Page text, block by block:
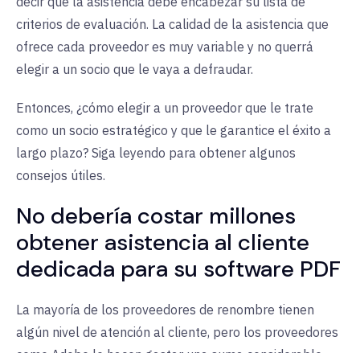
criterios de evaluación. La calidad de la asistencia que
ofrece cada proveedor es muy variable y no querrá
elegir a un socio que le vaya a defraudar.
Entonces, ¿cómo elegir a un proveedor que le trate
como un socio estratégico y que le garantice el éxito a
largo plazo? Siga leyendo para obtener algunos
consejos útiles.
No debería costar millones
obtener asistencia al cliente
dedicada para su software PDF
La mayoría de los proveedores de renombre tienen
algún nivel de atención al cliente, pero los proveedores